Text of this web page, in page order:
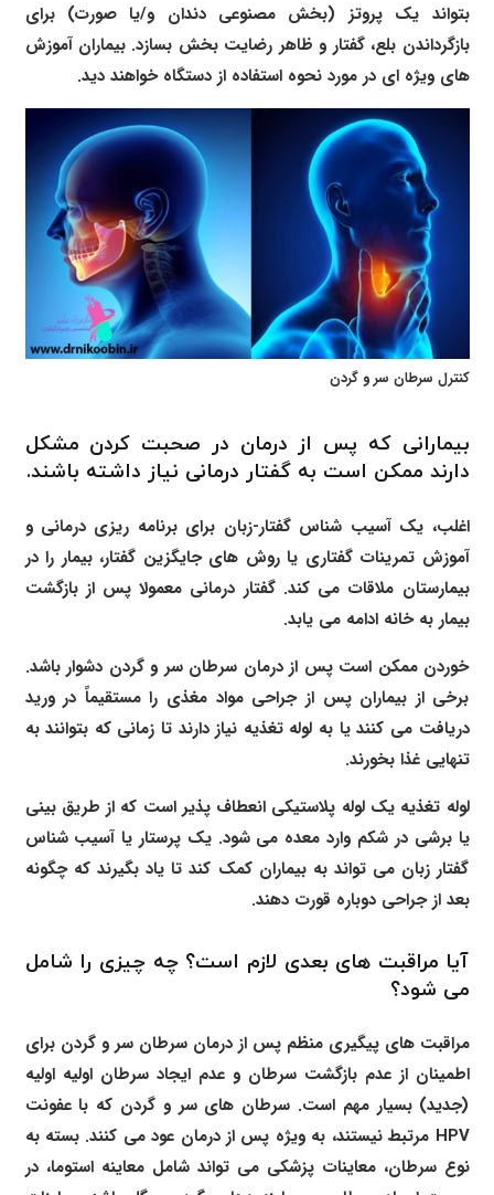
بتواند یک پروتز (بخش مصنوعی دندان و/یا صورت) برای
بازگرداندن بلع، گفتار و ظاهر رضایت بخش بسازد. بیماران آموزش
های ویژه ای در مورد نحوه استفاده از دستگاه خواهند دید.
کنترل سرطان سر و گردن
بیمارانی که پس از درمان در صحبت کردن مشکل
دارند ممکن است به گفتار درمانی نیاز داشته باشند.
اغلب، یک آسیب شناس گفتار-زبان برای برنامه ریزی درمانی و
آموزش تمرینات گفتاری یا روش های جایگزین گفتار، بیمار را در
بیمارستان ملاقات می کند. گفتار درمانی معمولا پس از بازگشت
بیمار به خانه ادامه می یابد.
خوردن ممکن است پس از درمان سرطان سر و گردن دشوار باشد.
برخی از بیماران پس از جراحی مواد مغذی را مستقیماً در ورید
دریافت می کنند یا به لوله تغذیه نیاز دارند تا زمانی که بتوانند به
تنهایی غذا بخورند.
لوله تغذیه یک لوله پلاستیکی انعطاف پذیر است که از طریق بینی
یا برشی در شکم وارد معده می شود. یک پرستار یا آسیب شناس
گفتار زبان می تواند به بیماران کمک کند تا یاد بگیرند که چگونه
بعد از جراحی دوباره قورت دهند.
آیا مراقبت های بعدی لازم است؟ چه چیزی را شامل
می شود؟
مراقبت های پیگیری منظم پس از درمان سرطان سر و گردن برای
اطمینان از عدم بازگشت سرطان و عدم ایجاد سرطان اولیه اولیه
(جدید) بسیار مهم است. سرطان های سر و گردن که با عفونت
HPV مرتبط نیستند، به ویژه پس از درمان عود می کنند. بسته به
نوع سرطان، معاینات پزشکی می تواند شامل معاینه استوما، در